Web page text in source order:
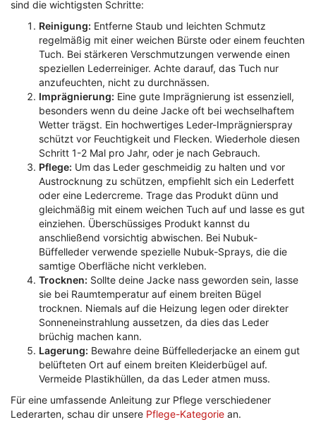
sind die wichtigsten Schritte:
Reinigung: Entferne Staub und leichten Schmutz
regelmäßig mit einer weichen Bürste oder einem feuchten
Tuch. Bei stärkeren Verschmutzungen verwende einen
speziellen Lederreiniger. Achte darauf, das Tuch nur
anzufeuchten, nicht zu durchnässen.
Imprägnierung: Eine gute Imprägnierung ist essenziell,
besonders wenn du deine Jacke oft bei wechselhaftem
Wetter trägst. Ein hochwertiges Leder-Imprägnierspray
schützt vor Feuchtigkeit und Flecken. Wiederhole diesen
Schritt 1-2 Mal pro Jahr, oder je nach Gebrauch.
Pflege: Um das Leder geschmeidig zu halten und vor
Austrocknung zu schützen, empfiehlt sich ein Lederfett
oder eine Ledercreme. Trage das Produkt dünn und
gleichmäßig mit einem weichen Tuch auf und lasse es gut
einziehen. Überschüssiges Produkt kannst du
anschließend vorsichtig abwischen. Bei Nubuk-
Büffelleder verwende spezielle Nubuk-Sprays, die die
samtige Oberfläche nicht verkleben.
Trocknen: Sollte deine Jacke nass geworden sein, lasse
sie bei Raumtemperatur auf einem breiten Bügel
trocknen. Niemals auf die Heizung legen oder direkter
Sonneneinstrahlung aussetzen, da dies das Leder
brüchig machen kann.
Lagerung: Bewahre deine Büffellederjacke an einem gut
belüfteten Ort auf einem breiten Kleiderbügel auf.
Vermeide Plastikhüllen, da das Leder atmen muss.
Für eine umfassende Anleitung zur Pflege verschiedener
Lederarten, schau dir unsere Pflege-Kategorie an.